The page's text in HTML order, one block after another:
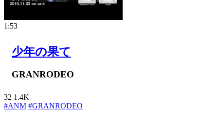
1:53
少年の果て
GRANRODEO
32 1.4K
#ANM #GRANRODEO